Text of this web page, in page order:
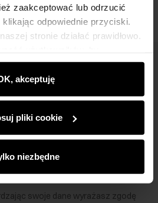
zaakceptować lub odrzucić
odpowiednie przyciski.
stronie działać prawidłowo.
do ich preferencji treści,
reklamowe informujące o
w e-sklepie. Informacje o tym,
reklamowym i
mogą połączyć te informacje z
ich usług.
akceptuję
pliki cookie
niezbędne
Zapisz się
swoje dane wyrażasz zgodę